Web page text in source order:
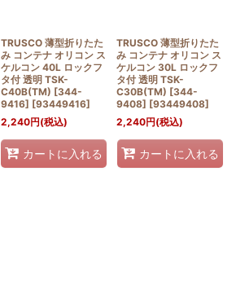
TRUSCO 薄型折りたた
み コンテナ オリコン ス
ケルコン 40L ロックフ
タ付 透明 TSK-
C40B(TM) [344-
9416] [93449416]
2,240円(税込)
カートに入れる
TRUSCO 薄型折りたた
み コンテナ オリコン ス
ケルコン 30L ロックフ
タ付 透明 TSK-
C30B(TM) [344-
9408] [93449408]
2,240円(税込)
カートに入れる